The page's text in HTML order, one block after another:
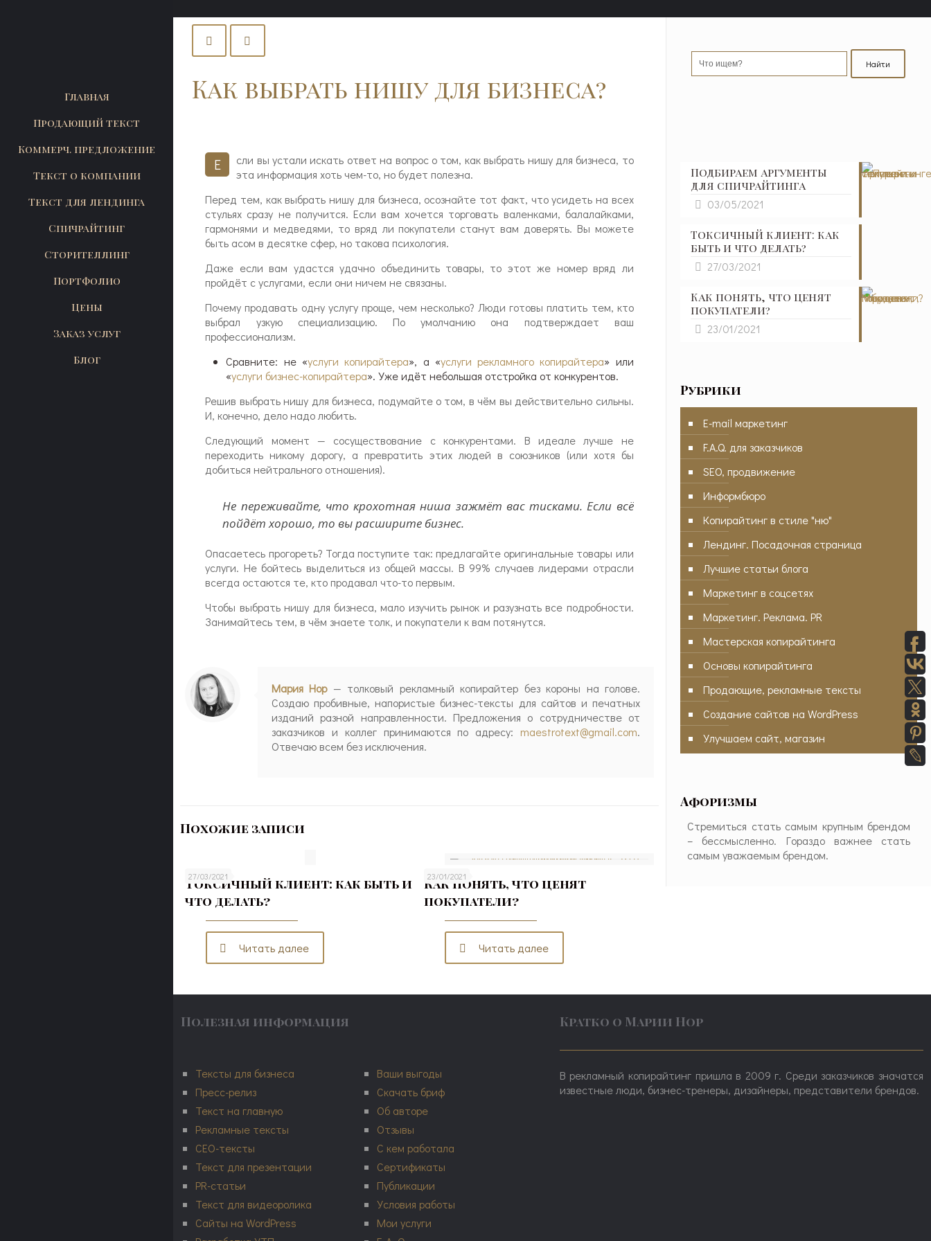
Главная
Продающий текст
Коммерч. предложение
Текст о компании
Текст для лендинга
Спичрайтинг
Сторителлинг
Портфолио
Цены
Заказ услуг
Блог
Как выбрать нишу для бизнеса?
Е
сли вы устали искать ответ на вопрос о том, как выбрать нишу для бизнеса, то
эта информация хоть чем-то, но будет полезна.
Перед тем, как выбрать нишу для бизнеса, осознайте тот факт, что усидеть на всех
стульях сразу не получится. Если вам хочется торговать валенками, балалайками,
гармонями и медведями, то вряд ли покупатели станут вам доверять. Вы можете
быть асом в десятке сфер, но такова психология.
Даже если вам удастся удачно объединить товары, то этот же номер вряд ли
пройдёт с услугами, если они ничем не связаны.
Почему продавать одну услугу проще, чем несколько? Люди готовы платить тем, кто
выбрал узкую специализацию. По умолчанию она подтверждает ваш
профессионализм.
Сравните: не «услуги копирайтера», а «услуги рекламного копирайтера» или
«услуги бизнес-копирайтера». Уже идёт небольшая отстройка от конкурентов.
Решив выбрать нишу для бизнеса, подумайте о том, в чём вы действительно сильны.
И, конечно, дело надо любить.
Следующий момент — сосуществование с конкурентами. В идеале лучше не
переходить никому дорогу, а превратить этих людей в союзников (или хотя бы
добиться нейтрального отношения).
Не переживайте, что крохотная ниша зажмёт вас тисками. Если всё
пойдёт хорошо, то вы расширите бизнес.
Опасаетесь прогореть? Тогда поступите так: предлагайте оригинальные товары или
услуги. Не бойтесь выделиться из общей массы. В 99% случаев лидерами отрасли
всегда остаются те, кто продавал что-то первым.
Чтобы выбрать нишу для бизнеса, мало изучить рынок и разузнать все подробности.
Занимайтесь тем, в чём знаете толк, и покупатели к вам потянутся.
Мария Нор— толковый рекламный копирайтер без короны на голове.
Создаю пробивные, напористые бизнес-тексты для сайтов и печатных
изданий разной направленности. Предложения о сотрудничестве от
заказчиков и коллег принимаются по адресу:maestrotext@gmail.com.
Отвечаю всем без исключения.
Похожие записи
27/03/2021
Токсичный клиент: как быть и
что делать?
Читать далее
23/01/2021
Как понять, что ценят
покупатели?
Читать далее
Подбираем аргументы
для спичрайтинга
03/05/2021
Токсичный клиент: как
быть и что делать?
27/03/2021
Как понять, что ценят
покупатели?
23/01/2021
Рубрики
E-mail маркетинг
F.A.Q. для заказчиков
SEO, продвижение
Информбюро
Копирайтинг в стиле "ню"
Лендинг. Посадочная страница
Лучшие статьи блога
Маркетинг в соцсетях
Маркетинг. Реклама. PR
Мастерская копирайтинга
Основы копирайтинга
Продающие, рекламные тексты
Создание сайтов на WordPress
Улучшаем сайт, магазин
Афоризмы
Стремиться стать самым крупным брендом
– бессмысленно. Гораздо важнее стать
самым уважаемым брендом.
Полезная информация
Тексты для бизнеса
Пресс-релиз
Текст на главную
Рекламные тексты
СЕО-тексты
Текст для презентации
PR-статьи
Текст для видеоролика
Сайты на WordPress
Ваши выгоды
Скачать бриф
Об авторе
Отзывы
С кем работала
Сертификаты
Публикации
Условия работы
Мои услуги
Кратко о Марии Нор
В рекламный копирайтинг пришла в 2009 г. Среди заказчиков значатся
известные люди, бизнес-тренеры, дизайнеры, представители брендов.